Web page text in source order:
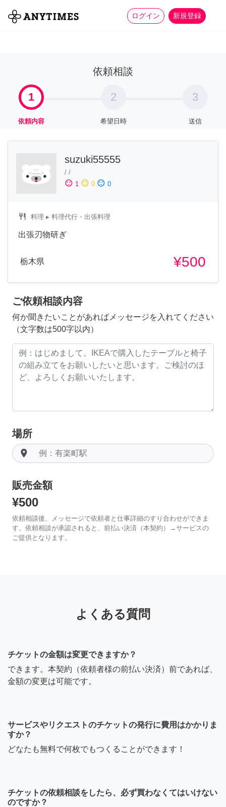
ログイン 新規登録
全て 家事 more_horiz
依頼相談
1
依頼内容
2
希望日時
3
送信
suzuki55555
/ /
sentiment_satisfied 1 sentiment_neutral 0 sentiment_dissatisfied 0
restaurant 料理 ▸ 料理代行・出張料理
出張刃物研ぎ
栃木県 ¥500
ご依頼相談内容
何か聞きたいことがあればメッセージを入れてください
（文字数は500字以内）
場所
room
販売金額
¥500
依頼相談後、メッセージで依頼者と仕事詳細のすり合わせができま
す。依頼相談が承認されると、前払い決済（本契約）→サービスの
ご提供となります。
よくある質問
チケットの金額は変更できますか？
できます。本契約（依頼者様の前払い決済）前であれば、
金額の変更は可能です。
サービスやリクエストのチケットの発行に費用はかかりま
すか？
どなたも無料で何枚でもつくることができます！
チケットの依頼相談をしたら、必ず買わなくてはいけない
のですか？